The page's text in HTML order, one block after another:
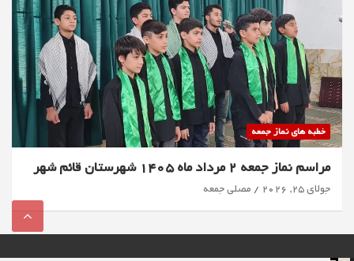
خطبه های نماز جمعه
مراسم نماز جمعه 2 مرداد ماه 1405 شهرستان قائم شهر
جولای 25, 2026 مصلی جمعه